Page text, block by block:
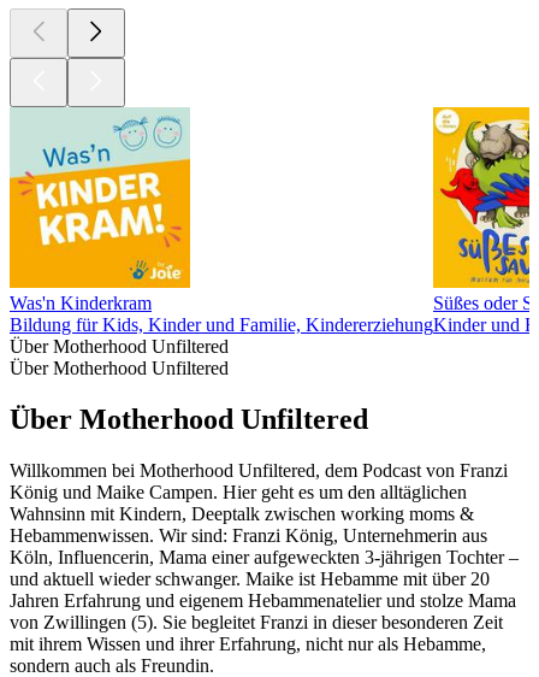
Was'n Kinderkram
Bildung für Kids, Kinder und Familie, Kindererziehung
Süßes oder
Kinder und
Über Motherhood Unfiltered
Über Motherhood Unfiltered
Über Motherhood Unfiltered
Willkommen bei Motherhood Unfiltered, dem Podcast von Franzi
König und Maike Campen. Hier geht es um den alltäglichen
Wahnsinn mit Kindern, Deeptalk zwischen working moms &
Hebammenwissen. Wir sind: Franzi König, Unternehmerin aus
Köln, Influencerin, Mama einer aufgeweckten 3-jährigen Tochter –
und aktuell wieder schwanger. Maike ist Hebamme mit über 20
Jahren Erfahrung und eigenem Hebammenatelier und stolze Mama
von Zwillingen (5). Sie begleitet Franzi in dieser besonderen Zeit
mit ihrem Wissen und ihrer Erfahrung, nicht nur als Hebamme,
sondern auch als Freundin.